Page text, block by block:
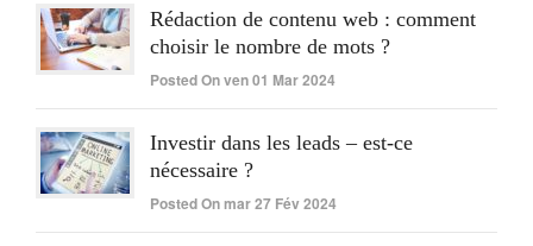
Rédaction de contenu web : comment
choisir le nombre de mots ?
Posted On ven 01 Mar 2024
Investir dans les leads – est-ce
nécessaire ?
Posted On mar 27 Fév 2024